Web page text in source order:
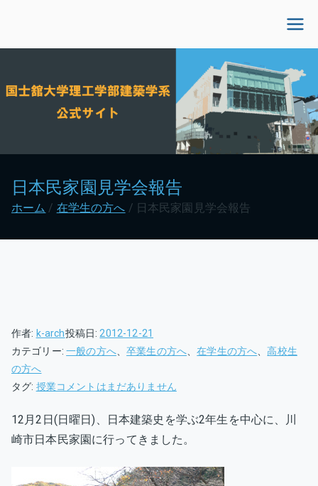
を
キ
国士舘大学理工学部建
築学系公式サイト
日本民家園見学会報告
ホーム 在学生の方へ 日本民家園見学会報告
作者: k-arch投稿日:2012-12-21
カテゴリー:一般の方へ、卒業生の方へ、在学生の方へ、高校生
の方へ
タグ: 授業日
民
家
コメントはまだありません
12月2日(日曜日)、日本建築史を学ぶ2年生を中心に、川
崎市日本民家園に行ってきました。